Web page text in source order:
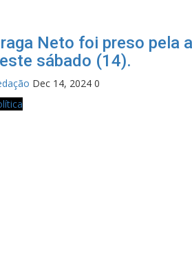
Neto foi preso pela
sábado (14).
Dec 14, 2024 0